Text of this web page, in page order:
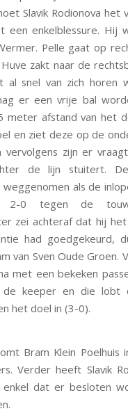
Slavik Rodionova het
een enkelblessure. Hij
Pelle gaat op
zakt naar de
al snel van zich horen
er een vrije bal
meter afstand van het
en ziet deze op de
vervolgens zijn er
de lijn stuitert.
als de
2-0 tegen de
zei achteraf dat hij
had goedgekeurd,
van Sven Oude Groen.
met een bekeken
de keeper en die lobt
het doel in (3-0).
Bram Klein Poelhuis
Verder heeft Slavik
enkel dat er besloten